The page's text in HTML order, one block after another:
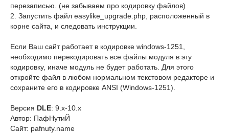
перезаписью. (не забываем про кодировку файлов)
2. Запустить файл easylike_upgrade.php, расположенный в
корне сайта, и следовать инструкции.
Если Ваш сайт работает в кодировке windows-1251,
необходимо перекодировать все файлы модуля в эту
кодировку, иначе модуль не будет работать. Для этого
откройте файл в любом нормальном текстовом редакторе и
сохраните его в кодировке ANSI (Windows-1251).
Версия DLE: 9.x-10.x
Автор: ПафНутиЙ
Сайт: pafnuty.name